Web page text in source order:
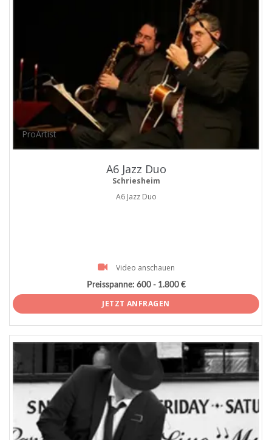
ProArtist
A6 Jazz Duo
Schriesheim
A6 Jazz Duo
Video anschauen
Preisspanne: 600 - 1.800 €
JETZT ANFRAGEN